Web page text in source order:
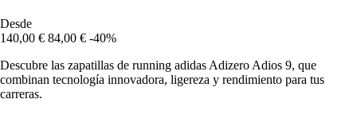
Desde
140,00 € 84,00 € -40%
Descubre las zapatillas de running adidas Adizero Adios 9, que
combinan tecnología innovadora, ligereza y rendimiento para tus
carreras.